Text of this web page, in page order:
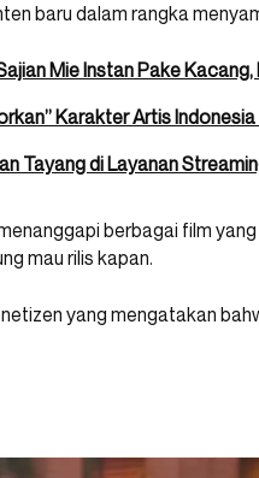
baru dalam rangka
Mie Instan Pake Kacang,
Karakter Artis
Tayang di Layanan
berbagai film
mau rilis kapan.
yang mengatakan